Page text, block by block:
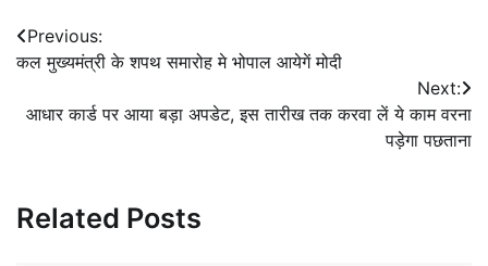
Post
navigation
Previous:
कल मुख्यमंत्री के शपथ समारोह मे भोपाल आयेगें मोदी
Next:
आधार कार्ड पर आया बड़ा अपडेट, इस तारीख तक करवा लें ये काम वरना
पड़ेगा पछताना
Related Posts